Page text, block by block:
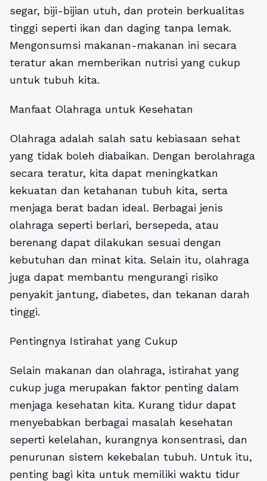
segar, biji-bijian utuh, dan protein berkualitas
tinggi seperti ikan dan daging tanpa lemak.
Mengonsumsi makanan-makanan ini secara
teratur akan memberikan nutrisi yang cukup
untuk tubuh kita.
Manfaat Olahraga untuk Kesehatan
Olahraga adalah salah satu kebiasaan sehat
yang tidak boleh diabaikan. Dengan berolahraga
secara teratur, kita dapat meningkatkan
kekuatan dan ketahanan tubuh kita, serta
menjaga berat badan ideal. Berbagai jenis
olahraga seperti berlari, bersepeda, atau
berenang dapat dilakukan sesuai dengan
kebutuhan dan minat kita. Selain itu, olahraga
juga dapat membantu mengurangi risiko
penyakit jantung, diabetes, dan tekanan darah
tinggi.
Pentingnya Istirahat yang Cukup
Selain makanan dan olahraga, istirahat yang
cukup juga merupakan faktor penting dalam
menjaga kesehatan kita. Kurang tidur dapat
menyebabkan berbagai masalah kesehatan
seperti kelelahan, kurangnya konsentrasi, dan
penurunan sistem kekebalan tubuh. Untuk itu,
penting bagi kita untuk memiliki waktu tidur